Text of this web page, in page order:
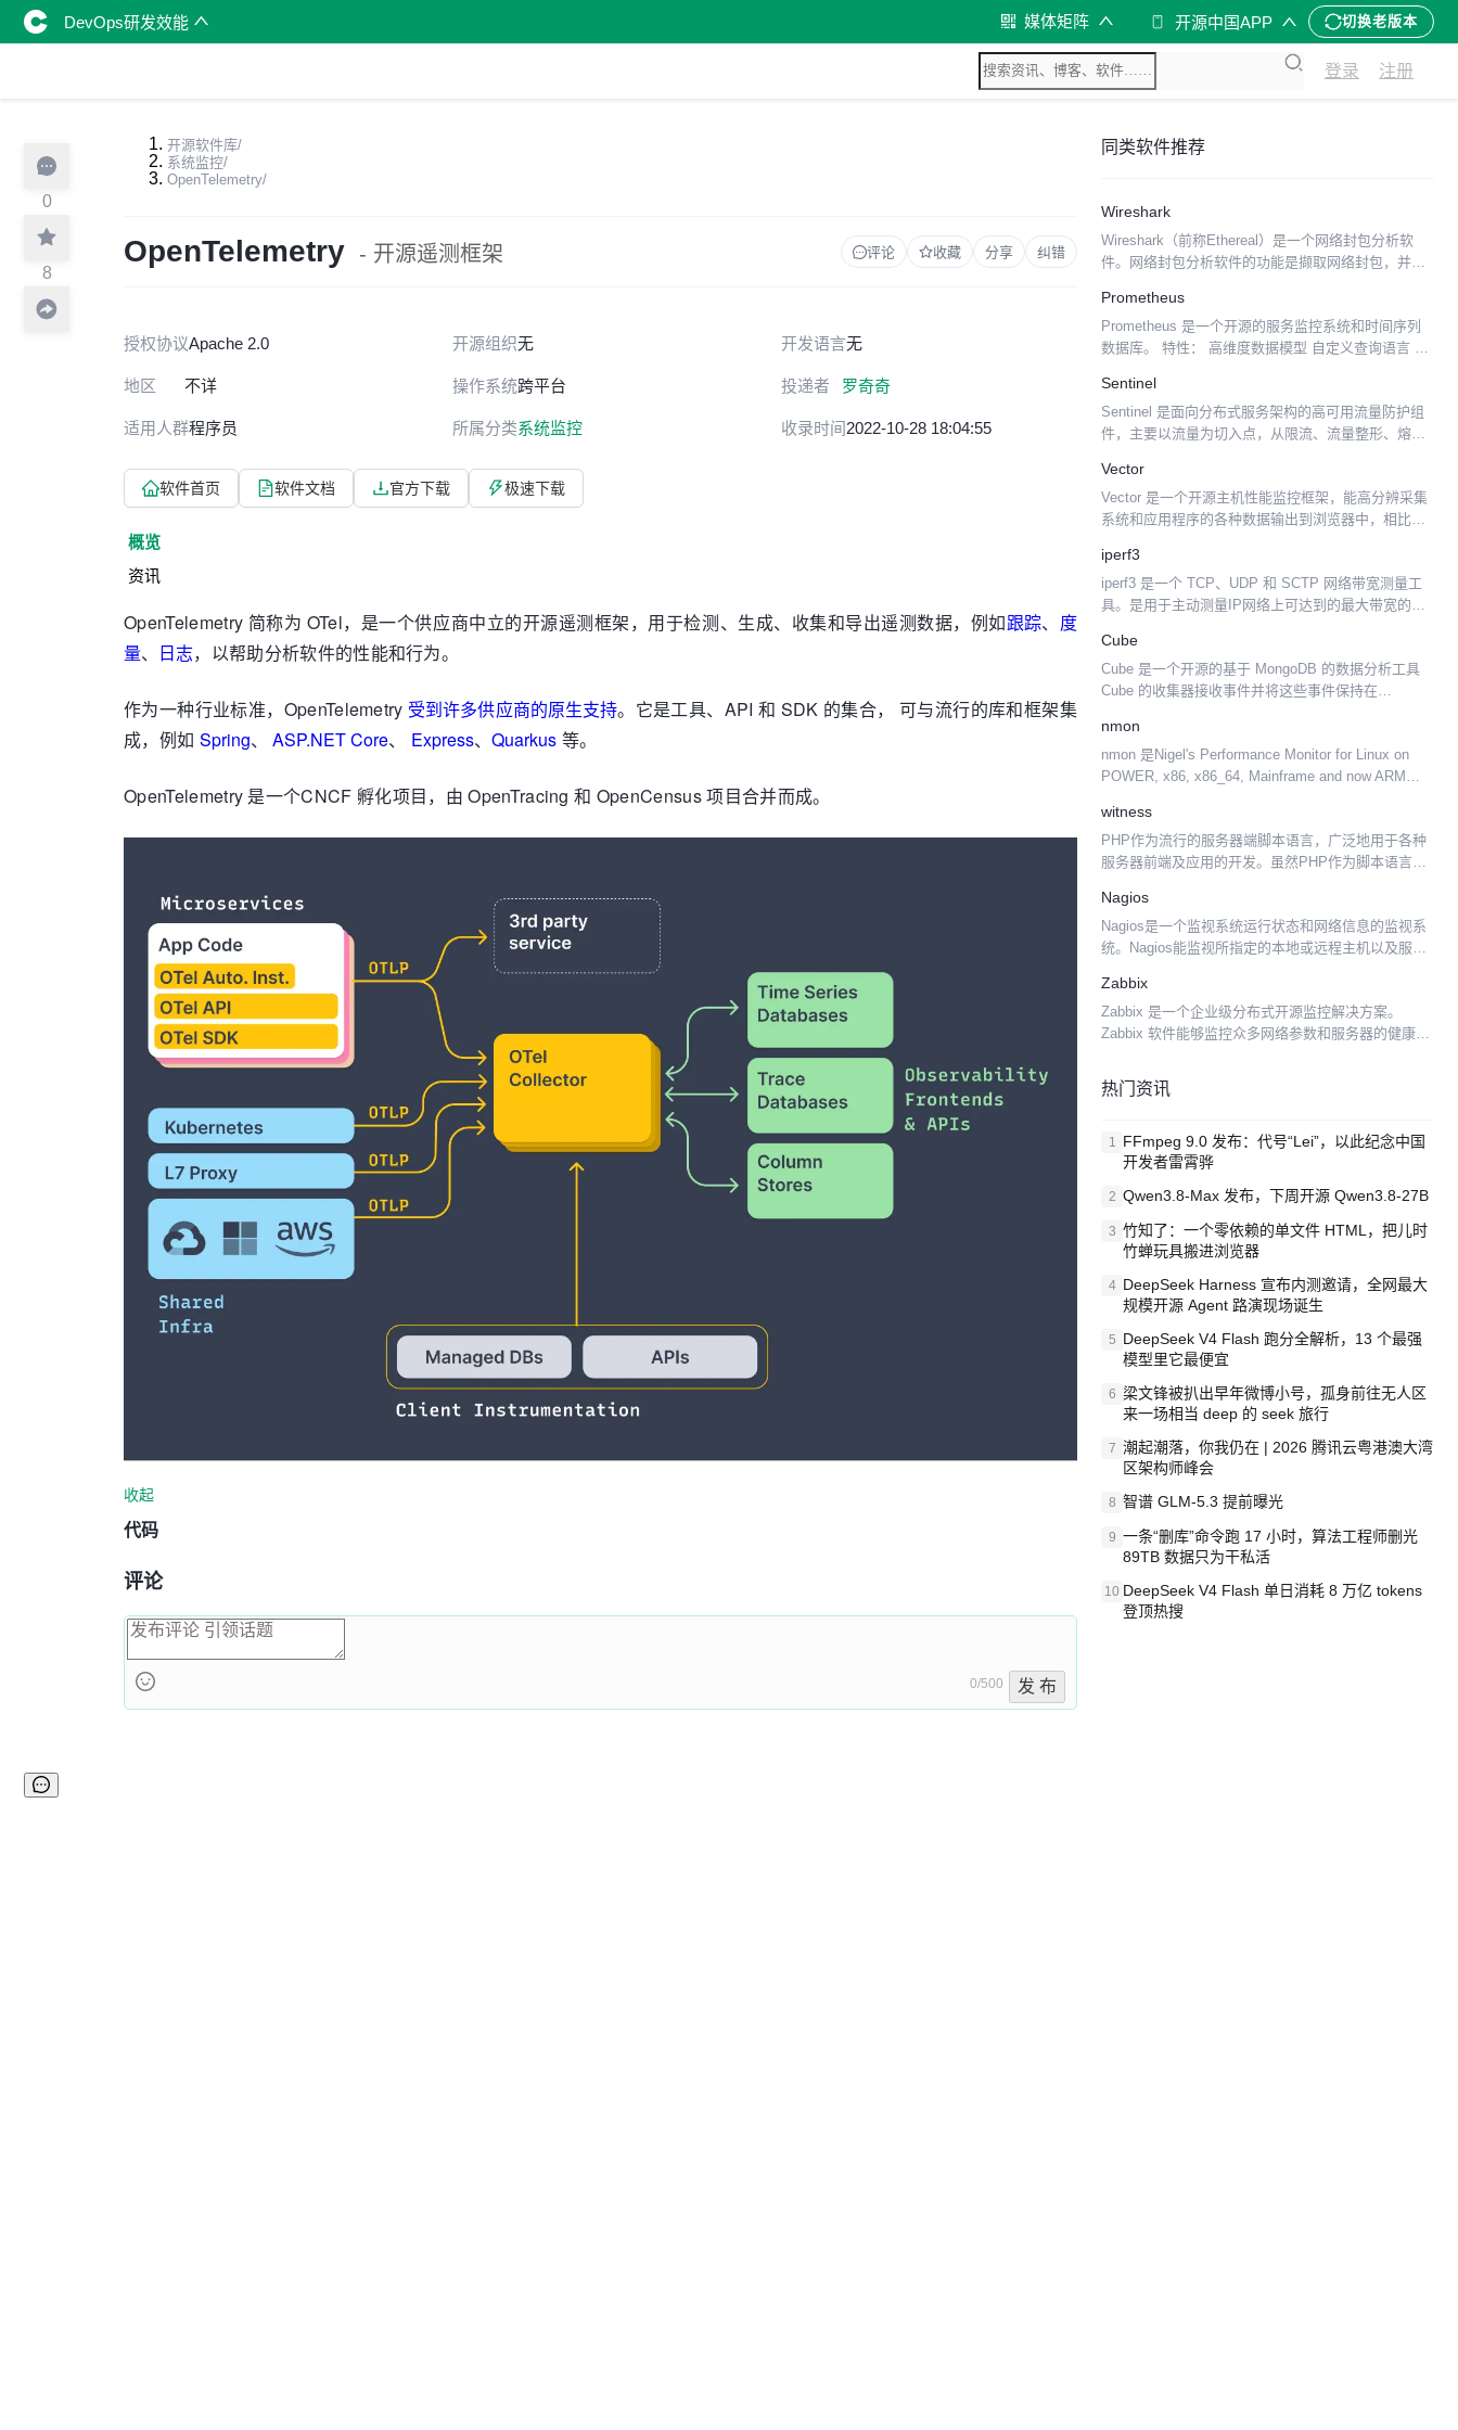
DevOps研发效能 媒体矩阵 开源中国APP 切换老版本
登录 注册
0
8
开源软件库/
系统监控/
OpenTelemetry/
OpenTelemetry - 开源遥测框架 评论 收藏 分享 纠错
授权协议Apache 2.0 开源组织无 开发语言无
地区 不详 操作系统跨平台 投递者 罗奇奇
适用人群程序员 所属分类系统监控 收录时间2022-10-28 18:04:55
软件首页 软件文档 官方下载 极速下载
概览
资讯
OpenTelemetry 简称为 OTel，是一个供应商中立的开源遥测框架，用于检测、生成、收集和导出遥测数据，例如跟踪、 度
量、 日志，以帮助分析软件的性能和行为。
作为一种行业标准，OpenTelemetry 受到许多供应商的原生支持。它是工具、API 和 SDK 的集合， 可与流行的库和框架集
成，例如 Spring、ASP.NET Core、 Express、Quarkus 等。
OpenTelemetry 是一个CNCF 孵化项目，由 OpenTracing 和 OpenCensus 项目合并而成。
收起
代码
评论
0/500 发 布
同类软件推荐
Wireshark
Wireshark（前称Ethereal）是一个网络封包分析软
件。网络封包分析软件的功能是撷取网络封包，并尽
软件的功能可想像成 "电工技师使用电表来量测...
Prometheus
Prometheus 是一个开源的服务监控系统和时间序列
数据库。 特性： 高维度数据模型 自定义查询语言 可
户端开发库 警告和报警 数据导出
Sentinel
Sentinel 是面向分布式服务架构的高可用流量防护组
件，主要以流量为切入点，从限流、流量整形、熔断
发者保障微服务的稳定性。 Sentinel 具有以下...
Vector
Vector 是一个开源主机性能监控框架，能高分辨采集
系统和应用程序的各种数据输出到浏览器中，相比传
用 Vector 能更快地响应系统运维情况。 Vect...
iperf3
iperf3 是一个 TCP、UDP 和 SCTP 网络带宽测量工
具。是用于主动测量IP网络上可达到的最大带宽的工
数。对于每个测试，它都会报告测得的吞吐量...
Cube
Cube 是一个开源的基于 MongoDB 的数据分析工具
Cube 的收集器接收事件并将这些事件保持在
WebSockets 来发送事...
nmon
nmon 是Nigel's Performance Monitor for Linux on
POWER, x86, x86_64, Mainframe and now ARM
witness
PHP作为流行的服务器端脚本语言，广泛地用于各种
服务器前端及应用的开发。虽然PHP作为脚本语言，
脚 本语言中）的特点，但是，由于其多进程的执行模
式，和前端...
Nagios
Nagios是一个监视系统运行状态和网络信息的监视系
统。Nagios能监视所指定的本地或远程主机以及服
Linux/Unix平台之上，同时提供一个可选的基...
Zabbix
Zabbix 是一个企业级分布式开源监控解决方案。
Zabbix 软件能够监控众多网络参数和服务器的健康
为几乎任何事件配置基于邮件的告警。这样用户...
热门资讯
1 FFmpeg 9.0 发布：代号“Lei”，以此纪念中国
开发者雷霄骅
2 Qwen3.8-Max 发布，下周开源 Qwen3.8-27B
3 竹知了：一个零依赖的单文件 HTML，把儿时
竹蝉玩具搬进浏览器
4 DeepSeek Harness 宣布内测邀请，全网最大
规模开源 Agent 路演现场诞生
5 DeepSeek V4 Flash 跑分全解析，13 个最强
模型里它最便宜
6 梁文锋被扒出早年微博小号，孤身前往无人区
来一场相当 deep 的 seek 旅行
7 潮起潮落，你我仍在 | 2026 腾讯云粤港澳大湾
区架构师峰会
8 智谱 GLM-5.3 提前曝光
9 一条“删库”命令跑 17 小时，算法工程师删光
89TB 数据只为干私活
10 DeepSeek V4 Flash 单日消耗 8 万亿 tokens
登顶热搜